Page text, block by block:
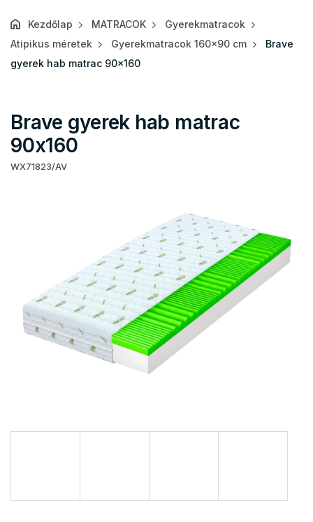
Kezdőlap MATRACOK
Gyerekmatracok
Atipikus méretek
Gyerekmatracok 160x90 cm
Brave
gyerek hab matrac 90x160
Brave gyerek hab matrac
90x160
WX71823/AV